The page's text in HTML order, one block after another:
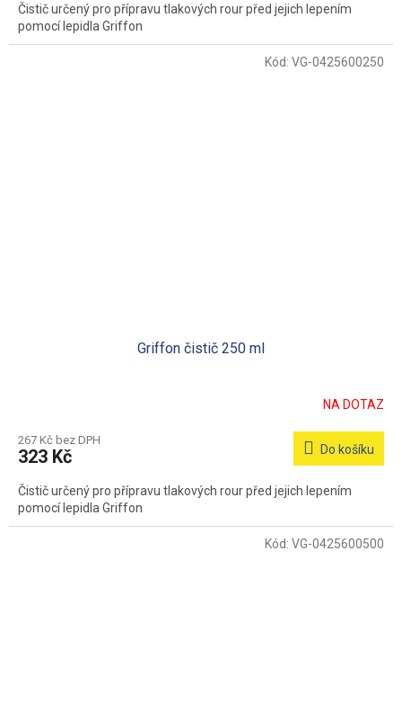
Čistič určený pro přípravu tlakových rour před jejich lepením
pomocí lepidla Griffon
Griffon čistič 250 ml
NA DOTAZ
267 Kč bez DPH
323 Kč Do košíku
Čistič určený pro přípravu tlakových rour před jejich lepením
pomocí lepidla Griffon
Kód: VG-0425600250
Kód: VG-0425600500